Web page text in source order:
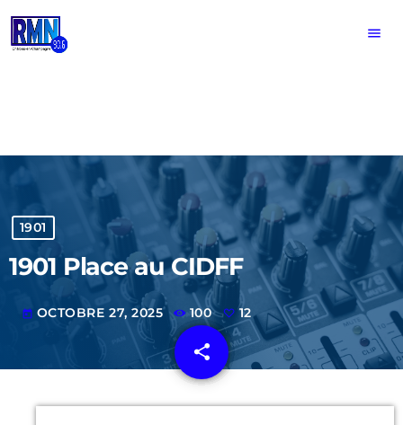
menu
1901
1901 Place au CIDFF
today OCTOBRE 27, 2025 100 12
share
email